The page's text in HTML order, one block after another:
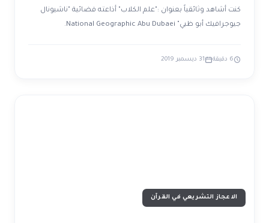
كنت أشاهد وثائقياً بعنوان :"علم الكلاب" أذاعته فضائية "ناشيونال
جيوجرافيك أبو ظبي" National Geographic Abu Dubaei.
6 دقيقة 31 ديسمبر 2019
الاعجاز التشريعي في القرآن